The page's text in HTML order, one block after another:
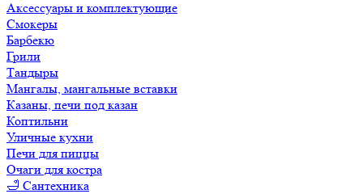
Аксессуары и комплектующие
Смокеры
Барбекю
Грили
Тандыры
Мангалы, мангальные вставки
Казаны, печи под казан
Коптильни
Уличные кухни
Печи для пиццы
Очаги для костра
🛁 Сантехника